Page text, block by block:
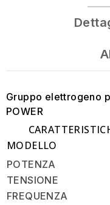
Gruppo elettrogeno
POWER
MODELLO
POTENZA
TENSIONE
FREQUENZA